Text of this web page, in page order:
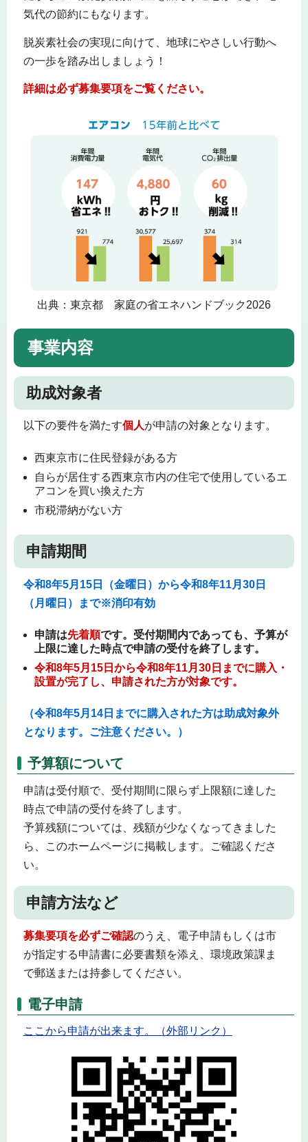
気代の節約にもなります。
脱炭素社会の実現に向けて、地球にやさしい行動へ
の一歩を踏み出しましょう！
詳細は必ず募集要項をご覧ください。
出典：東京都 家庭の省エネハンドブック2026
事業内容
助成対象者
以下の要件を満たす個人が申請の対象となります。
西東京市に住民登録がある方
自らが居住する西東京市内の住宅で使用しているエ
アコンを買い換えた方
市税滞納がない方
申請期間
令和8年5月15日（金曜日）から令和8年11月30日
（月曜日）まで※消印有効
申請は先着順です。受付期間内であっても、予算が
上限に達した時点で申請の受付を終了します。
令和8年5月15日から令和8年11月30日までに購入・
設置が完了し、申請された方が対象です。
（令和8年5月 14日までに購入された方は助成対象外
となります。ご注意ください。）
予算額について
申請は受付順で、受付期間に限らず上限額に達した
時点で申請の受付を終了します。
予算残額については、残額が少なくなってきました
ら、このホームページに掲載します。ご確認くださ
い。
申請方法など
募集要項を必ずご確認のうえ、電子申請もしくは市
が指定する申請書に必要書類を添え、環境政策課ま
で郵送または持参してください。
電子申請
ここから申請が出来ます。（外部リンク）